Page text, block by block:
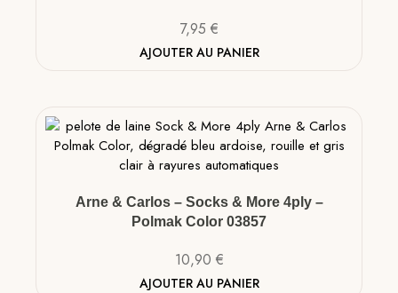
7,95 €
AJOUTER AU PANIER
Arne & Carlos – Socks & More 4ply –
Polmak Color 03857
10,90 €
AJOUTER AU PANIER